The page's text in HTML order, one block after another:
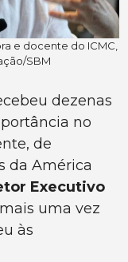
e docente do ICMC,
SBM
dezenas
no
de
da América
Executivo
uma vez
às